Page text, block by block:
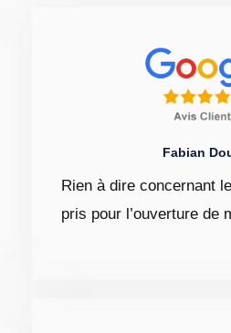
Fabian
Rien à dire concernant
pris pour l’ouverture de